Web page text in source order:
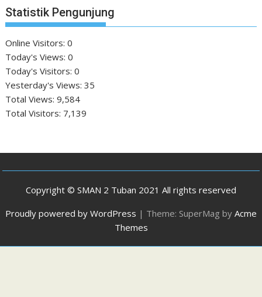
Statistik Pengunjung
Online Visitors:0
Today's Views:0
Today's Visitors:0
Yesterday's Views:35
Total Views:9,584
Total Visitors: 7,139
Copyright © SMAN 2 Tuban 2021 All rights reserved
Proudly powered by WordPress | Theme: SuperMag by Acme
Themes